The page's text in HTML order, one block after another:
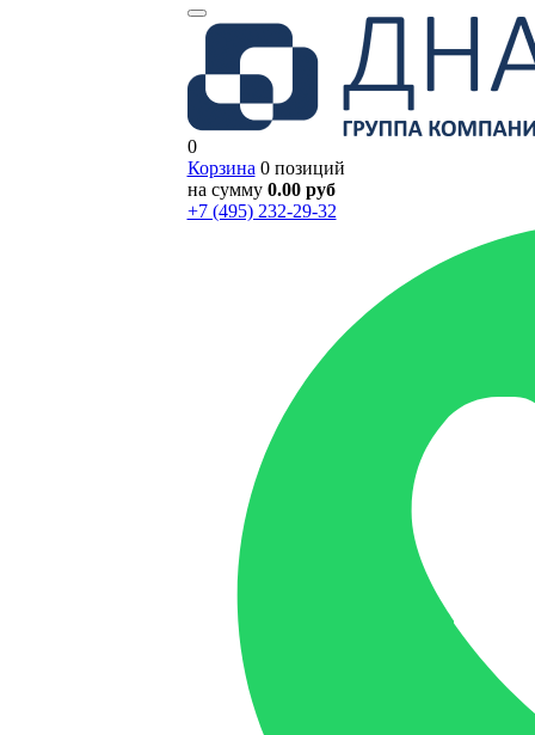
0
Корзина 0 позиций
на сумму 0.00 руб
+7 (495) 232-29-32